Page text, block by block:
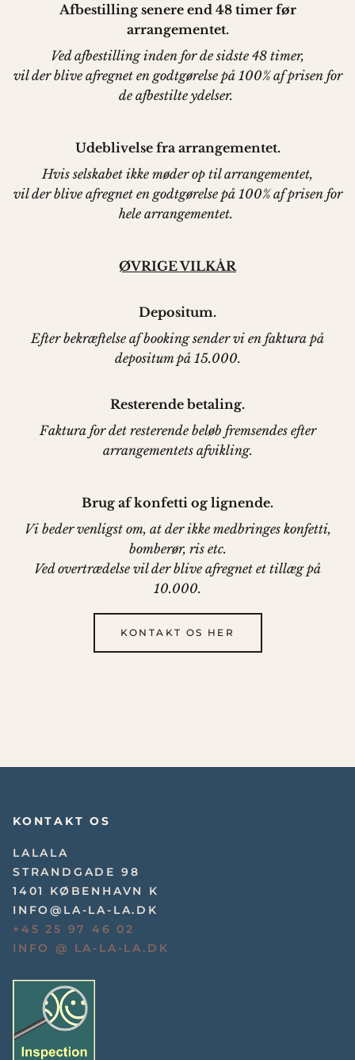
Afbestilling senere end 48 timer før
arrangementet.
Ved afbestilling inden for de sidste 48 timer,
vil der blive afregnet en godtgørelse på 100% af prisen for
de afbestilte ydelser.
Udeblivelse fra arrangementet.
Hvis selskabet ikke møder op til arrangementet,
vil der blive afregnet en godtgørelse på 100% af prisen for
hele arrangementet.
ØVRIGE VILKÅR
Depositum.
Efter bekræftelse af booking sender vi en faktura på
depositum på 15.000.
Resterende betaling.
Faktura for det resterende beløb fremsendes efter
arrangementets afvikling.
Brug af konfetti og lignende.
Vi beder venligst om, at der ikke medbringes konfetti,
bomberør, ris etc.
Ved overtrædelse vil der blive afregnet et tillæg på
10.000.
KONTAKT OS HER
KONTAKT OS
LALALA
STRANDGADE 98
1401 KØBENHAVN K
INFO@LA-LA-LA.DK
+45 25 97 46 02
INFO @ LA-LA-LA.DK